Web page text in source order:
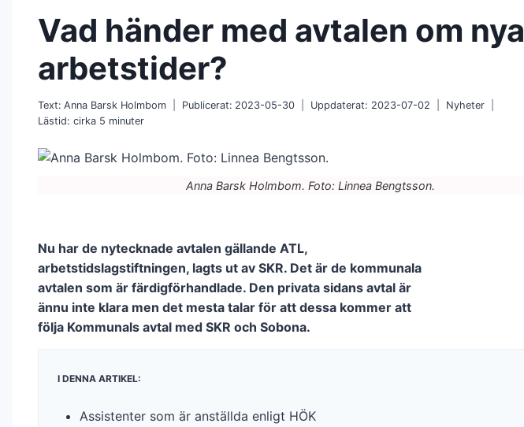
Vad händer med avtalen om nya
arbetstider?
Text: Anna Barsk Holmbom Publicerat: 2023-05-30 Uppdaterat: 2023-07-02
Nyheter
Lästid: cirka 5 minuter
Anna Barsk Holmbom. Foto: Linnea Bengtsson.
Nu har de nytecknade avtalen gällande ATL,
arbetstidslagstiftningen, lagts ut av SKR. Det är de kommunala
avtalen som är färdigförhandlade. Den privata sidans avtal är
ännu inte klara men det mesta talar för att dessa kommer att
följa Kommunals avtal med SKR och Sobona.
I DENNA ARTIKEL:
Assistenter som är anställda enligt HÖK